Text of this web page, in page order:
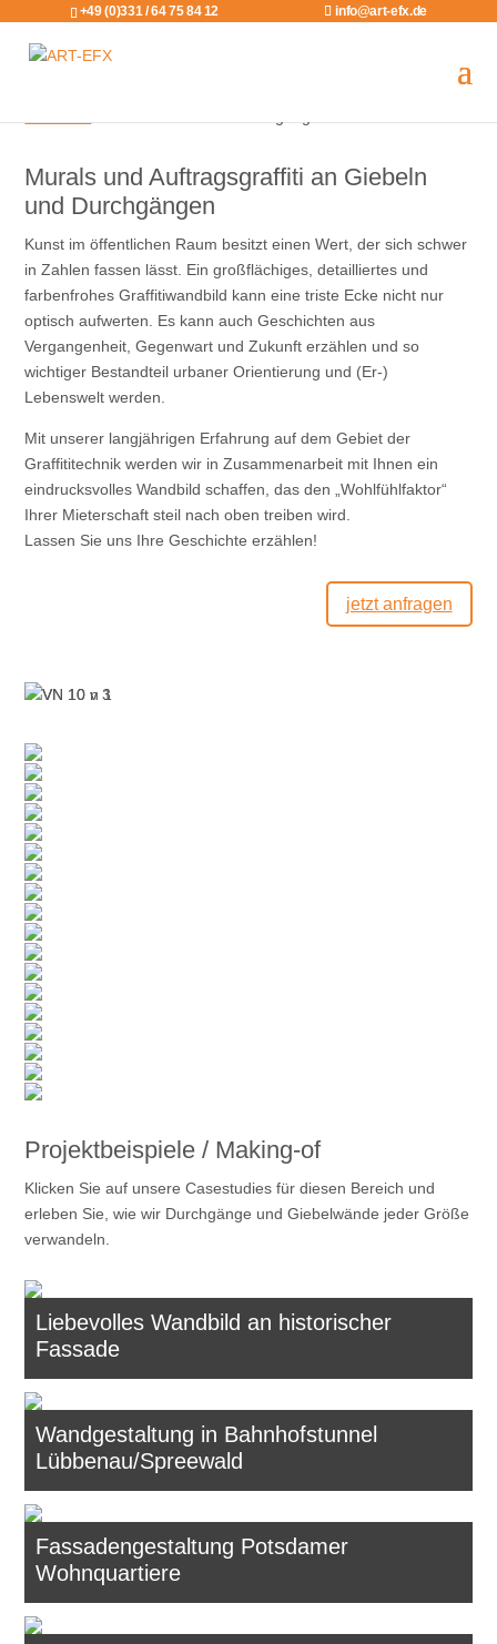
+49 (0)331 / 64 75 84 12 info@art-efx.de
Murals und Auftragsgraffiti an Giebeln
und Durchgängen
Kunst im öffentlichen Raum besitzt einen Wert, der sich schwer
in Zahlen fassen lässt. Ein großflächiges, detailliertes und
farbenfrohes Graffitiwandbild kann eine triste Ecke nicht nur
optisch aufwerten. Es kann auch Geschichten aus
Vergangenheit, Gegenwart und Zukunft erzählen und so
wichtiger Bestandteil urbaner Orientierung und (Er-)
Lebenswelt werden.
Mit unserer langjährigen Erfahrung auf dem Gebiet der
Graffititechnik werden wir in Zusammenarbeit mit Ihnen ein
eindrucksvolles Wandbild schaffen, das den „Wohlfühlfaktor“
Ihrer Mieterschaft steil nach oben treiben wird.
Lassen Sie uns Ihre Geschichte erzählen!
jetzt anfragen
Projektbeispiele / Making-of
Klicken Sie auf unsere Casestudies für diesen Bereich und
erleben Sie, wie wir Durchgänge und Giebelwände jeder Größe
verwandeln.
Liebevolles Wandbild an historischer
Fassade
Wandgestaltung in Bahnhofstunnel
Lübbenau/Spreewald
Fassadengestaltung Potsdamer
Wohnquartiere